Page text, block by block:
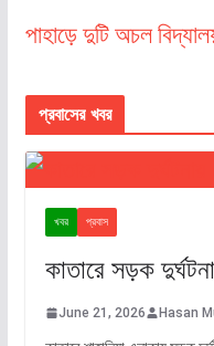
পাহাড়ে দুটি অচল
প্রবাসের খবর
খবর প্রবাস
কাতারে সড়ক
June 21, 2026 Hasan